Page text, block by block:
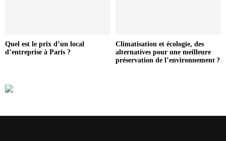
Quel est le prix d’un local
d’entreprise à Paris ?
Climatisation et écologie, des
alternatives pour une meilleure
préservation de l’environnement ?